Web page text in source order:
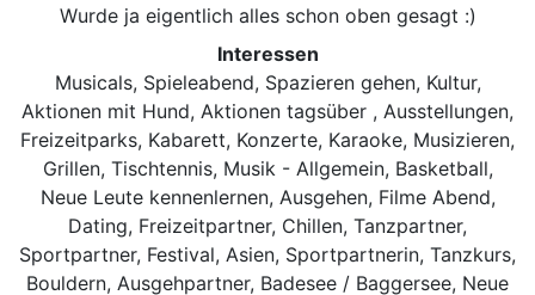
Wurde ja eigentlich alles schon oben gesagt :)
Interessen
Musicals, Spieleabend, Spazieren gehen, Kultur,
Aktionen mit Hund, Aktionen tagsüber , Ausstellungen,
Freizeitparks, Kabarett, Konzerte, Karaoke, Musizieren,
Grillen, Tischtennis, Musik - Allgemein, Basketball,
Neue Leute kennenlernen, Ausgehen, Filme Abend,
Dating, Freizeitpartner, Chillen, Tanzpartner,
Sportpartner, Festival, Asien, Sportpartnerin, Tanzkurs,
Bouldern, Ausgehpartner, Badesee / Baggersee, Neue